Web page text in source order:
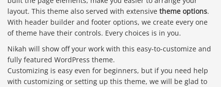
layout. This theme also served with extensive theme options.
With header builder and footer options, we create every one
of theme have their controls. Every choices is in you.
Nikah will show off your work with this easy-to-customize and
fully featured WordPress theme.
Customizing is easy even for beginners, but if you need help
with customizing or setting up this theme, we will be glad to